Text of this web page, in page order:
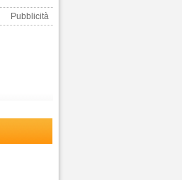
Pubblicità